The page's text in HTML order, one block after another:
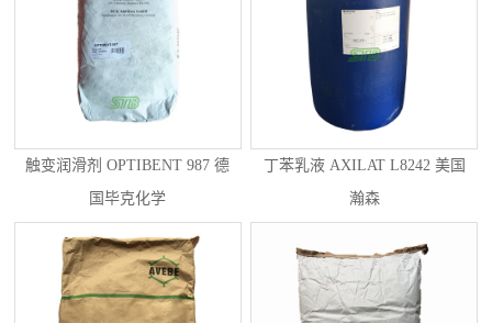
触变润滑剂 OPTIBENT 987 德
国毕克化学
丁苯乳液 AXILAT L8242 美国
瀚森